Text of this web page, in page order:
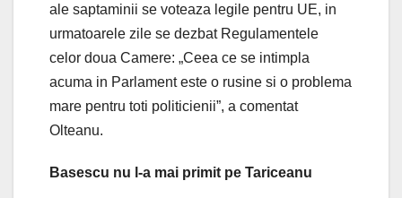
ale saptaminii se voteaza legile pentru UE, in
urmatoarele zile se dezbat Regulamentele
celor doua Camere: „Ceea ce se intimpla
acuma in Parlament este o rusine si o problema
mare pentru toti politicienii”, a comentat
Olteanu.
Basescu nu l-a mai primit pe Tariceanu